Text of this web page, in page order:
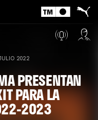
2022
PRESENTAN
PARA LA
2023